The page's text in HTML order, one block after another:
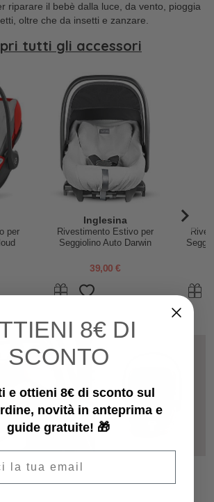
riparare il bebè dalla luce, da vento, pioggia
oltre che da insetti e zanzare.
tutti gli accessori
per
Inglesina
Rivestimento Estivo per
Seggiolino Auto Darwin
39,00 €
8€ DI
SCONTO
e ottieni 8€ di sconto sul
novità in anteprima e
guide gratuite! 🎁